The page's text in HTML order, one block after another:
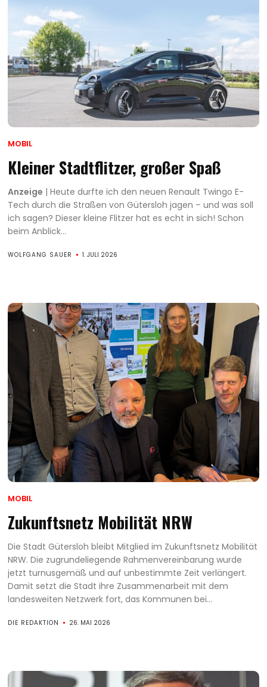
MOBIL
Kleiner Stadtflitzer, großer Spaß
Anzeige | Heute durfte ich den neuen Renault Twingo E-
Tech durch die Straßen von Gütersloh jagen – und was soll
ich sagen? Dieser kleine Flitzer hat es echt in sich! Schon
beim Anblick...
WOLFGANG SAUER 1. JULI 2026
MOBIL
Zukunftsnetz Mobilität NRW
Die Stadt Gütersloh bleibt Mitglied im Zukunftsnetz Mobilität
NRW. Die zugrundeliegende Rahmenvereinbarung wurde
jetzt turnusgemäß und auf unbestimmte Zeit verlängert.
Damit setzt die Stadt ihre Zusammenarbeit mit dem
landesweiten Netzwerk fort, das Kommunen bei...
DIE REDAKTION 26. MAI 2026